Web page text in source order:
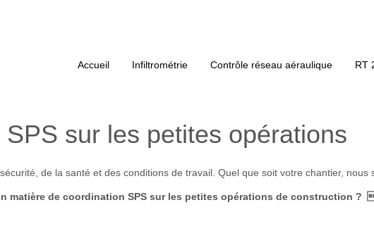
Accueil Infiltrométrie Contrôle réseau aéraulique RT
sur les petites opérations
de la santé et des conditions de travail. Quel que soit votre chantier, nous
matière de coordination SPS sur les petites opérations de construction